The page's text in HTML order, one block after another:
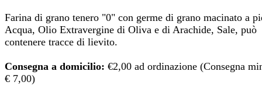
Farina di grano tenero "0" con germe di grano macinato a
Acqua, Olio Extravergine di Oliva e di Arachide, Sale, può
contenere tracce di lievito.
Consegna a domicilio: €2,00 ad ordinazione (Consegna
€ 7,00)